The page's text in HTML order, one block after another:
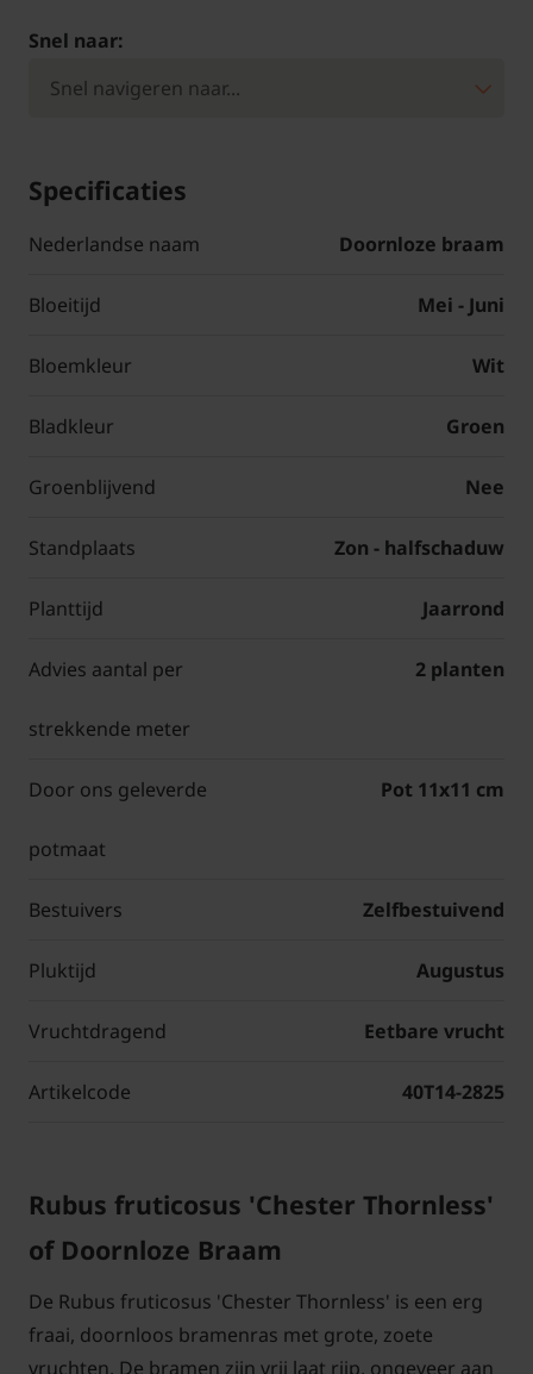
Snel naar:
Specificaties
Nederlandse naam Doornloze braam
Bloeitijd Mei - Juni
Bloemkleur Wit
Bladkleur Groen
Groenblijvend Nee
Standplaats Zon - halfschaduw
Planttijd Jaarrond
Advies aantal per
strekkende meter
2 planten
Door ons geleverde
potmaat
Pot 11x11 cm
Bestuivers Zelfbestuivend
Pluktijd Augustus
Vruchtdragend Eetbare vrucht
Artikelcode 40T14-2825
Rubus fruticosus 'Chester Thornless'
of Doornloze Braam
De Rubus fruticosus 'Chester Thornless' is een erg
fraai, doornloos bramenras met grote, zoete
vruchten. De bramen zijn vrij laat rijp, ongeveer aan